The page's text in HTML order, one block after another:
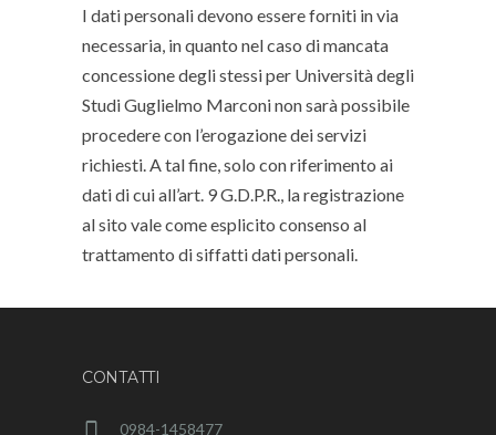
I dati personali devono essere forniti in via
necessaria, in quanto nel caso di mancata
concessione degli stessi per Università degli
Studi Guglielmo Marconi non sarà possibile
procedere con l’erogazione dei servizi
richiesti. A tal fine, solo con riferimento ai
dati di cui all’art. 9 G.D.P.R., la registrazione
al sito vale come esplicito consenso al
trattamento di siffatti dati personali.
CONTATTI
0984-1458477